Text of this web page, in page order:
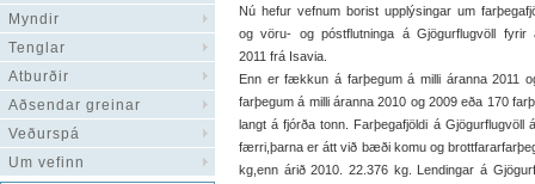
Myndir
Tenglar
Atburðir
Aðsendar greinar
Veðurspá
Um vefinn
Nú hefur vefnum borist upplýsingar um
og vöru- og póstflutninga á Gjögurflugvöll fyrir
2011 frá Isavia.
Enn er fækkun á farþegum á milli áranna 2011
farþegum á milli áranna 2010 og 2009 eða 170
langt á fjórða tonn. Farþegafjöldi á
færri,þarna er átt við bæði komu og
kg,enn árið 2010. 22.376 kg. Lendingar á